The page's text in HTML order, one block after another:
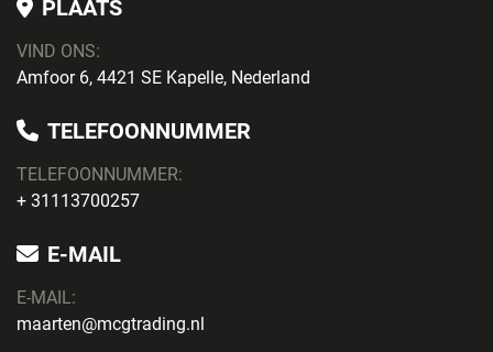
PLAATS
VIND ONS:
Amfoor 6, 4421 SE Kapelle, Nederland
TELEFOONNUMMER
TELEFOONNUMMER:
+ 31113700257
E-MAIL
E-MAIL:
maarten@mcgtrading.nl